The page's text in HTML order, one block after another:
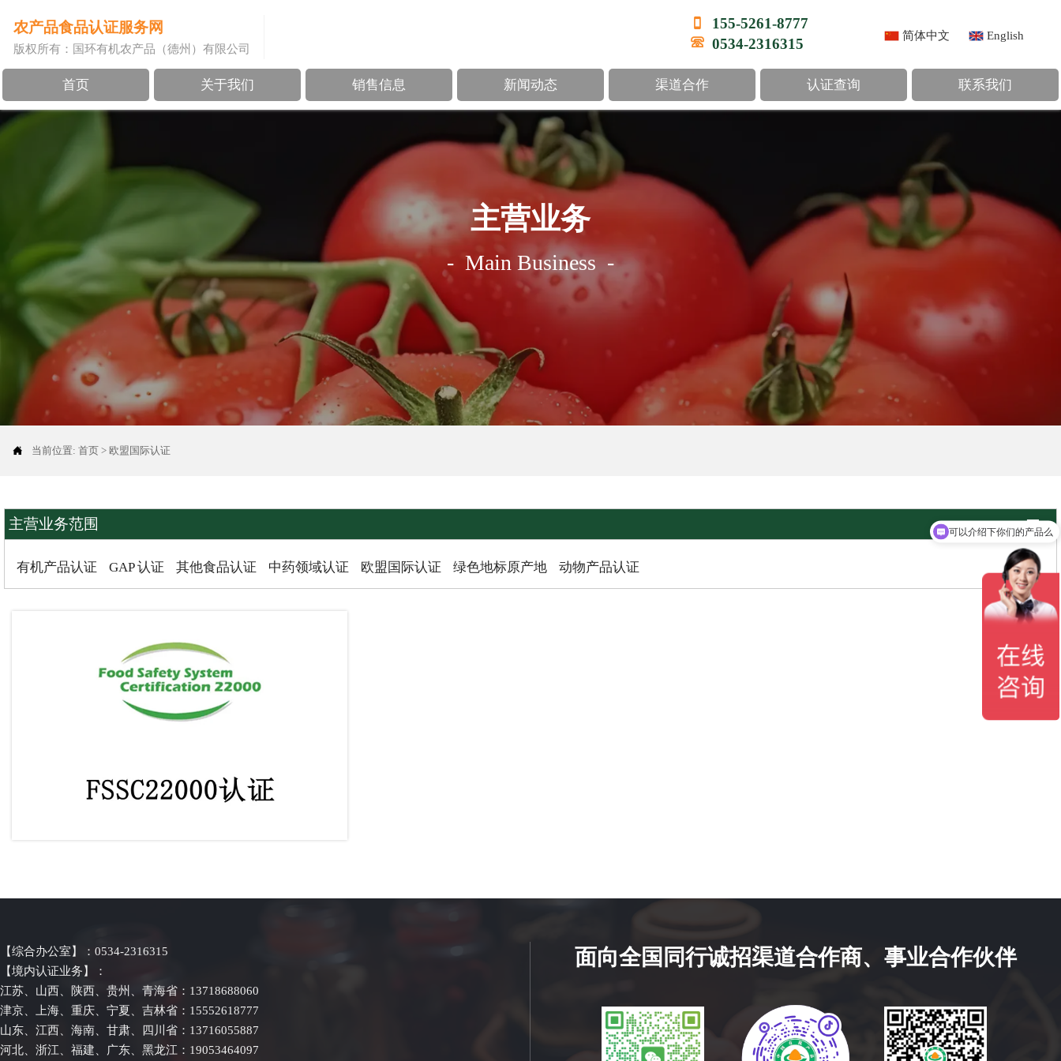
农产品食品认证服务网
版权所有：国环有机农产品（德州）有限公司
 155-5261-8777
 0534-2316315
简体中文 English
首页 关于我们 销售信息 新闻动态 渠道合作 认证查询 联系我们
主营业务
- Main Business -
 当前位置:首页 > 欧盟国际认证
主营业务范围 
有机产品认证 GAP 认证 其他食品认证 中药领域认证 欧盟国际认证 绿色地标原产地 动物产品认证
【综合办公室】：0534-2316315
【境内认证业务】：
江苏、山西、陕西、贵州、青海省：13718688060
津京、上海、重庆、宁夏、吉林省：15552618777
山东、江西、海南、甘肃、四川省：13716055887
河北、浙江、福建、广东、黑龙江：19053464097
面向全国同行诚招渠道合作商、事业合作伙伴
可以介绍下你们的产品么